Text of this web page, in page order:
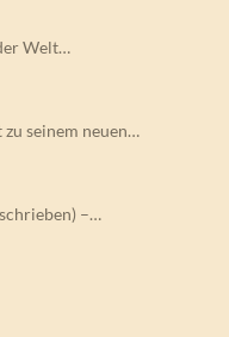
Welt…
seinem neuen…
–…